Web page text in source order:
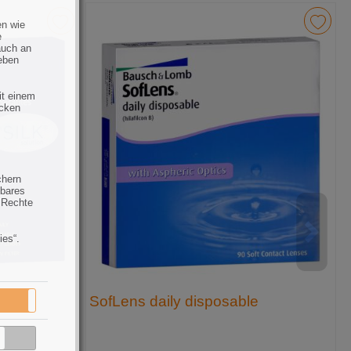
wie
an
einem
SofLens daily disposable